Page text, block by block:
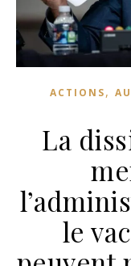
ACTIONS,
La
le